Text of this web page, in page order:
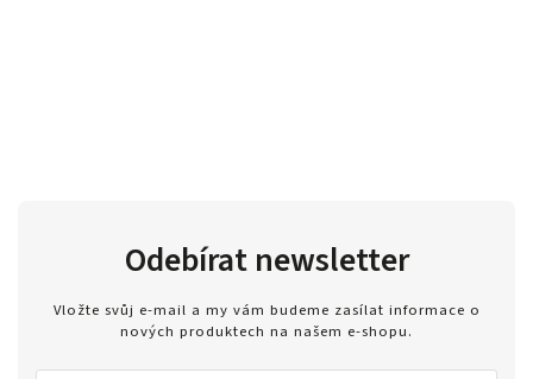
Odebírat newsletter
Vložte svůj e-mail a my vám budeme zasílat informace o
nových produktech na našem e-shopu.